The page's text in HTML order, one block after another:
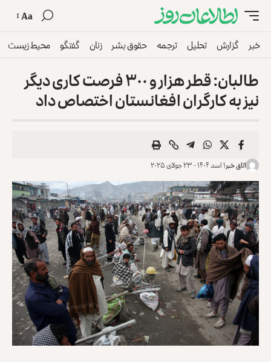
Aa
خبر گزارش تحلیل ترجمه حقوق بشر زنان گفتگو محیط زیست
طالبان: قطر هزار و ۳۰۰ فرصت کاری دیگر
نیز به کارگران افغانستان اختصاص داد
اتاق خبر۱ اسد ۱۴۰۴ - ۲۳ جولای ۲۰۲۵